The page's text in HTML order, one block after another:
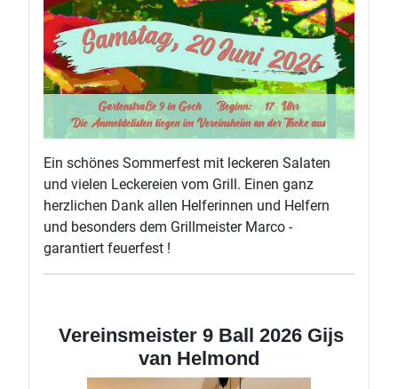
Ein schönes Sommerfest mit leckeren Salaten
und vielen Leckereien vom Grill. Einen ganz
herzlichen Dank allen Helferinnen und Helfern
und besonders dem Grillmeister Marco -
garantiert feuerfest !
Vereinsmeister 9 Ball 2026 Gijs
van Helmond